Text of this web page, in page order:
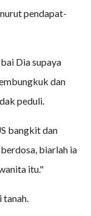
pendapat-
Dia supaya
dan
peduli.
bangkit dan
biarlah ia
itu."
tanah.